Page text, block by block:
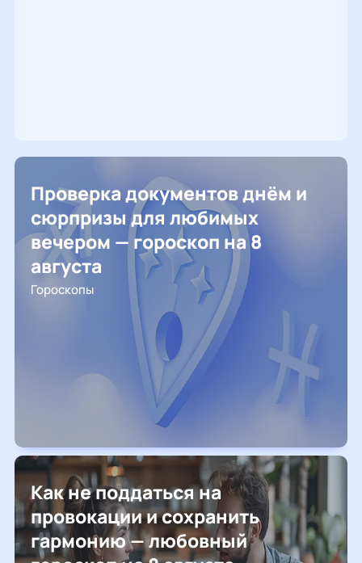
Проверка документов днём и
сюрпризы для любимых
вечером — гороскоп на 8
августа
Гороскопы
Как не поддаться на
провокации и сохранить
гармонию — любовный